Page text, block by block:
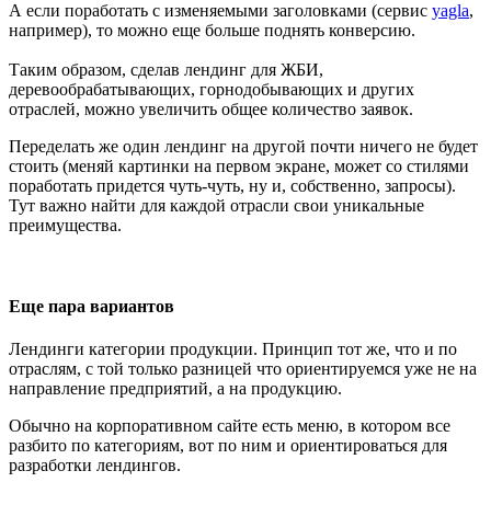
А если поработать с изменяемыми заголовками (сервис yagla,
например), то можно еще больше поднять конверсию.
Таким образом, сделав лендинг для ЖБИ,
деревообрабатывающих, горнодобывающих и других
отраслей, можно увеличить общее количество заявок.
Переделать же один лендинг на другой почти ничего не будет
стоить (меняй картинки на первом экране, может со стилями
поработать придется чуть-чуть, ну и, собственно, запросы).
Тут важно найти для каждой отрасли свои уникальные
преимущества.
Еще пара вариантов
Лендинги категории продукции. Принцип тот же, что и по
отраслям, с той только разницей что ориентируемся уже не на
направление предприятий, а на продукцию.
Обычно на корпоративном сайте есть меню, в котором все
разбито по категориям, вот по ним и ориентироваться для
разработки лендингов.